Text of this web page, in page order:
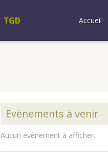
TGD Accueil
Evènements à venir
Aucun évènement à afficher.